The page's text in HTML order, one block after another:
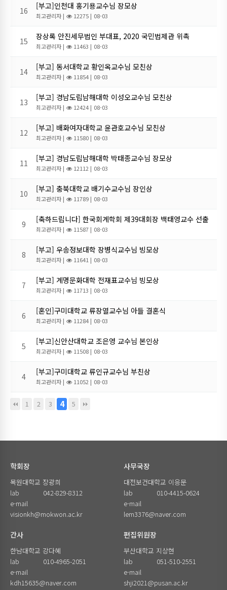
16 [부고]인천대 홍기용교수님 장모상
최고관리자 | 12275 | 08-03
15 장상록 안진세무법인 부대표, 2020 국민법제관 위촉
최고관리자 | 11463 | 08-03
14 [부고] 동서대학교 황인옥교수님 모친상
최고관리자 | 11854 | 08-03
13 [부고] 경남도립남해대학 이성오교수님 모친상
최고관리자 | 12424 | 08-03
12 [부고] 배화여자대학교 윤관호교수님 모친상
최고관리자 | 11580 | 08-03
11 [부고] 경남도립남해대학 박태종교수님 장모상
최고관리자 | 12112 | 08-03
10 [부고] 충북대학교 배기수교수님 장인상
최고관리자 | 11789 | 08-03
9 [축하드립니다] 한국회계학회 제39대회장 백태영교수 선출
최고관리자 | 11587 | 08-03
8 [부고] 우송정보대학 장병식교수님 빙모상
최고관리자 | 11641 | 08-03
7 [부고] 계명문화대학 전재표교수님 빙모상
최고관리자 | 11713 | 08-03
6 [혼인]구미대학교 류장열교수님 아들 결혼식
최고관리자 | 11284 | 08-03
5 [부고]신안산대학교 조은영 교수님 본인상
최고관리자 | 11508 | 08-03
4 [부고]구미대학교 류인규교수님 부친상
최고관리자 | 11052 | 08-03
1 2 3 4 5
학회장
목원대학교 장광희
lab
042-829-8312
e-mail
visionkh@mokwon.ac.kr
사무국장
대전보건대학교 이응문
lab
010-4415-0624
e-mail
lem3376@naver.com
간사
한남대학교 강다혜
lab
010-4965-2051
e-mail
kdh15635@naver.com
편집위원장
부산대학교 지상현
lab
051-510-2551
e-mail
shji2021@pusan.ac.kr